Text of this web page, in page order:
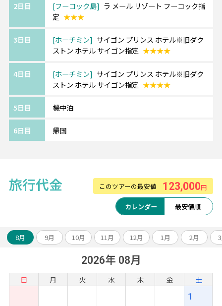
くさん残っています。
ン。
む、独特の景観が楽しめます♪
ク /La Mer Resort Phu Quoc》━━・・
・・━━ サイゴン プリンス ホテル
*グエンフエ通りに建つ4ッ星ホテル
*ベンタイン市場やホーチミン人民委員会庁
舎、日本人街「レタントン」へも徒歩圏内
2日目 フーコック島
ラ メール リゾート フーコック指
定 ★★★
3日目 ホーチミン
サイゴン プリンス ホテル※旧ダク
ストン ホテル サイゴン指定 ★★★★
4日目 ホーチミン
サイゴン プリンス ホテル※旧ダク
ストン ホテル サイゴン指定 ★★★★
5日目 機中泊
6日目 帰国
旅行代金 このツアーの最安値 123,000円
カレンダー 最安値順
8月 9月 10月 11月 12月 1月 2月
2026年 08月
日 月 火 水 木 金 土
1